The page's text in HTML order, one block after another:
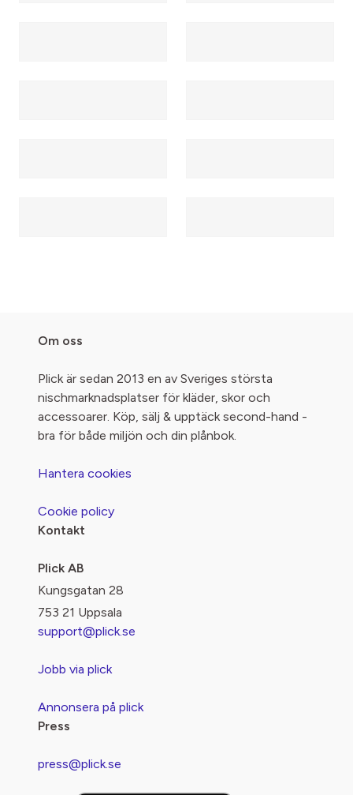
Om oss
Plick är sedan 2013 en av Sveriges största
nischmarknadsplatser för kläder, skor och
accessoarer. Köp, sälj & upptäck second-hand -
bra för både miljön och din plånbok.
Hantera cookies
Cookie policy
Kontakt
Plick AB
Kungsgatan 28
753 21 Uppsala
support@plick.se
Jobb via plick
Annonsera på plick
Press
press@plick.se